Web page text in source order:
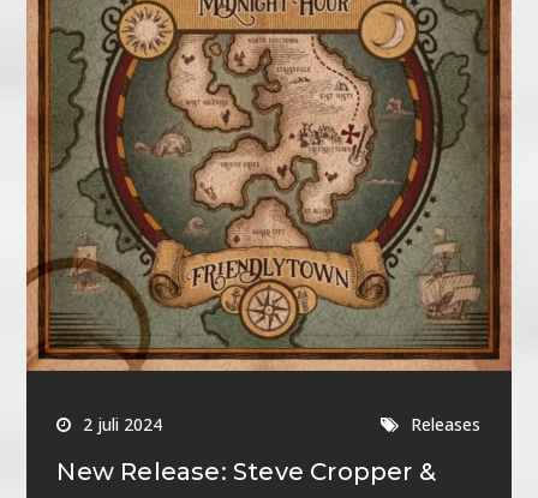
2 juli 2024 Releases
New Release: Steve Cropper &